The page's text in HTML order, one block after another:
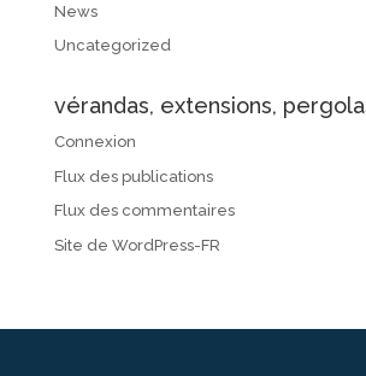
News
Uncategorized
vérandas, extensions,
Connexion
Flux des publications
Flux des commentaires
Site de WordPress-FR